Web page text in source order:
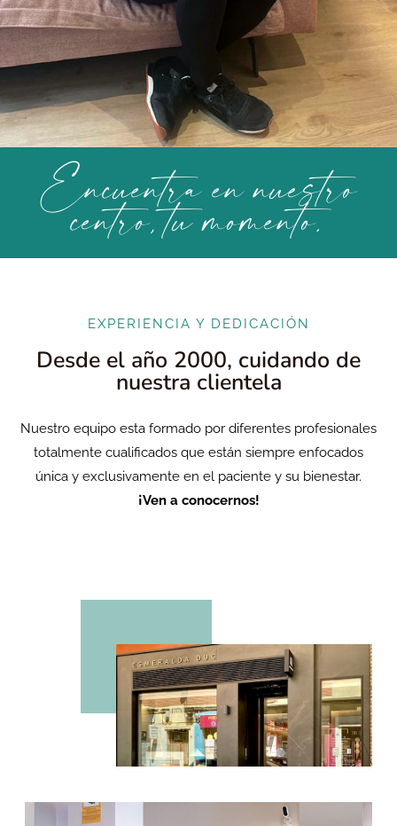
Encuentra en nuestro
centro, tu momento.
EXPERIENCIA Y DEDICACIÓN
Desde el año 2000, cuidando de
nuestra clientela
Nuestro equipo esta formado por diferentes profesionales
totalmente cualificados que están siempre enfocados
única y exclusivamente en el paciente y su bienestar.
¡Ven a conocernos!